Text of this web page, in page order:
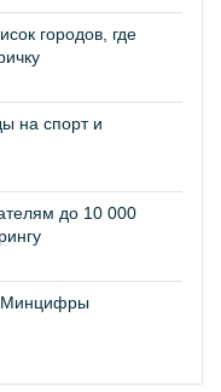
городов, где
на спорт и
до 10 000
Минцифры